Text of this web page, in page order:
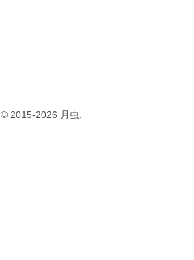
© 2015-2026 月虫.